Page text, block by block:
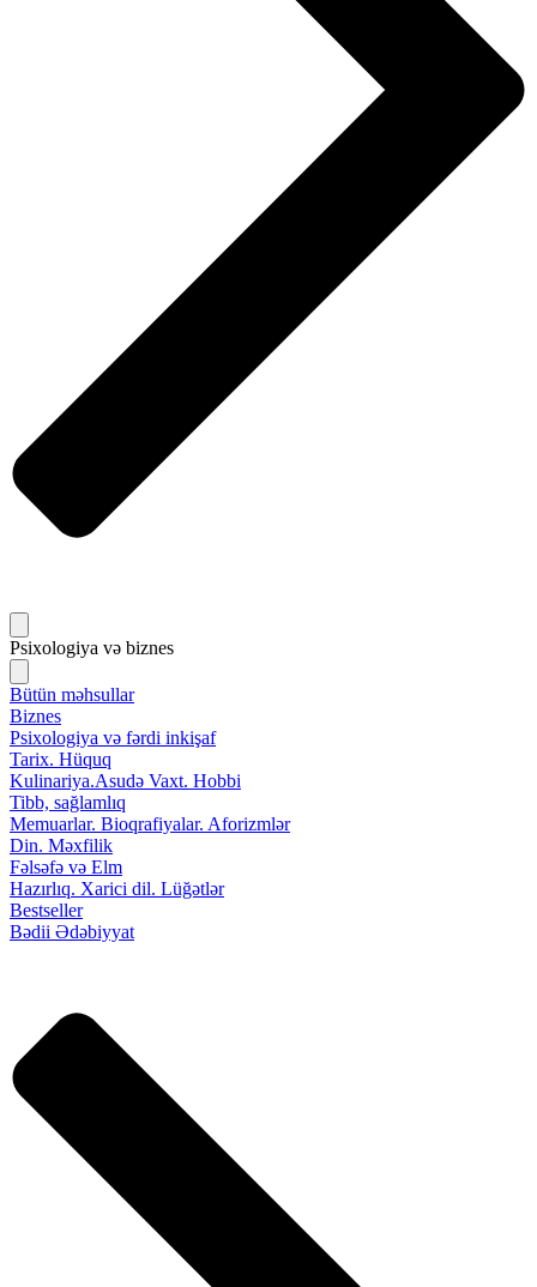
Psixologiya və biznes
Bütün məhsullar
Biznes
Psixologiya və fərdi inkişaf
Tarix. Hüquq
Kulinariya.Asudə Vaxt. Hobbi
Tibb, sağlamlıq
Memuarlar. Bioqrafiyalar. Aforizmlər
Din. Məxfilik
Fəlsəfə və Elm
Hazırlıq. Xarici dil. Lüğətlər
Bestseller
Bədii Ədəbiyyat